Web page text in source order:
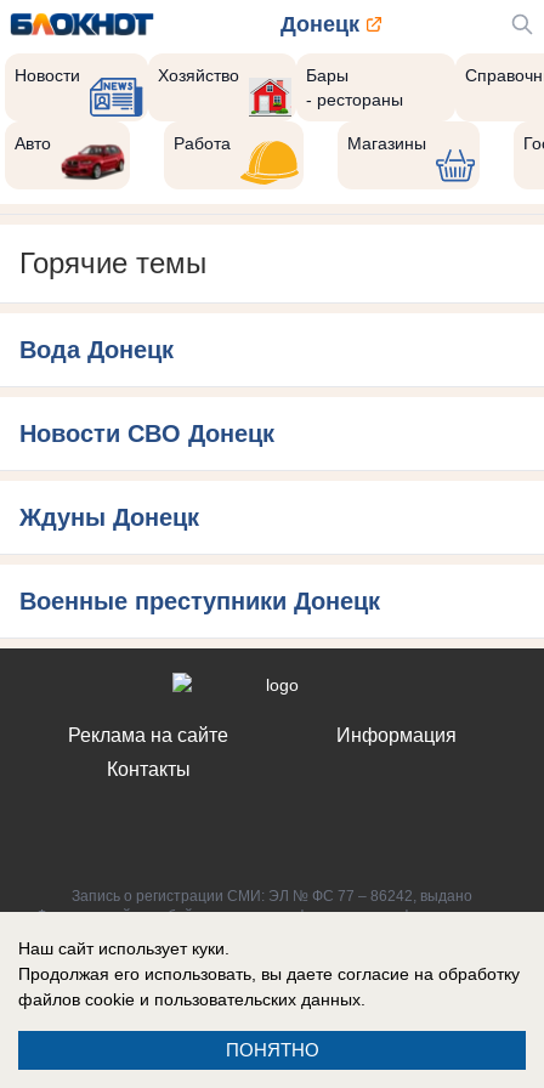
Донецк
Новости Хозяйство
Бары
- рестораны
Авто Работа Магазины
Горячие темы
Вода Донецк
Новости СВО Донецк
Ждуны Донецк
Военные преступники Донецк
Реклама на сайте
Контакты
Информация
Запись о регистрации СМИ: ЭЛ № ФС 77 – 86242, выдано
Федеральной службой по надзору в сфере связи, информационных
Наш сайт использует куки.
Продолжая его использовать, вы даете согласие на обработку
файлов cookie и пользовательских данных.
ПОНЯТНО